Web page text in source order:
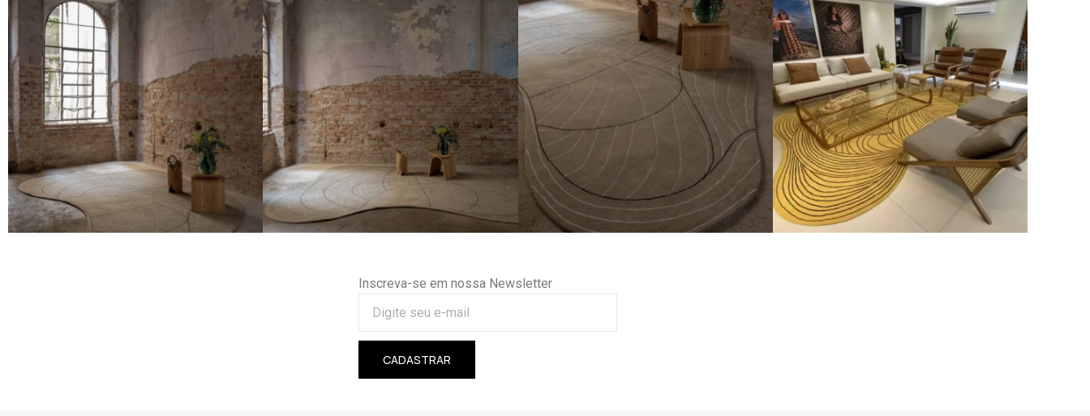
Inscreva-se em nossa Newsletter
CADASTRAR